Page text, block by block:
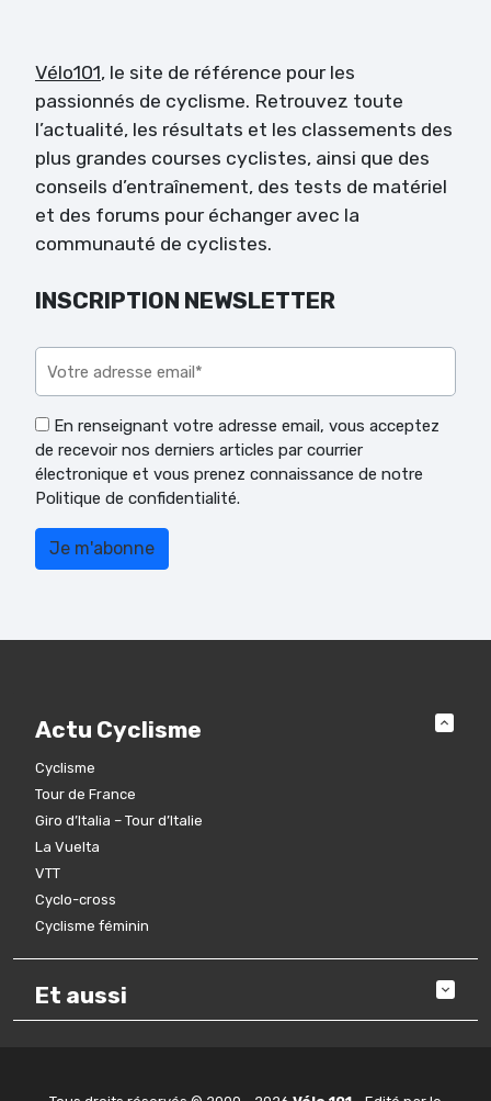
Vélo101, le site de référence pour les
passionnés de cyclisme. Retrouvez toute
l’actualité, les résultats et les classements des
plus grandes courses cyclistes, ainsi que des
conseils d’entraînement, des tests de matériel
et des forums pour échanger avec la
communauté de cyclistes.
INSCRIPTION NEWSLETTER
En renseignant votre adresse email, vous acceptez
de recevoir nos derniers articles par courrier
électronique et vous prenez connaissance de notre
Politique de confidentialité.
Actu Cyclisme
Cyclisme
Tour de France
Giro d’Italia – Tour d’Italie
La Vuelta
VTT
Cyclo-cross
Cyclisme féminin
Et aussi